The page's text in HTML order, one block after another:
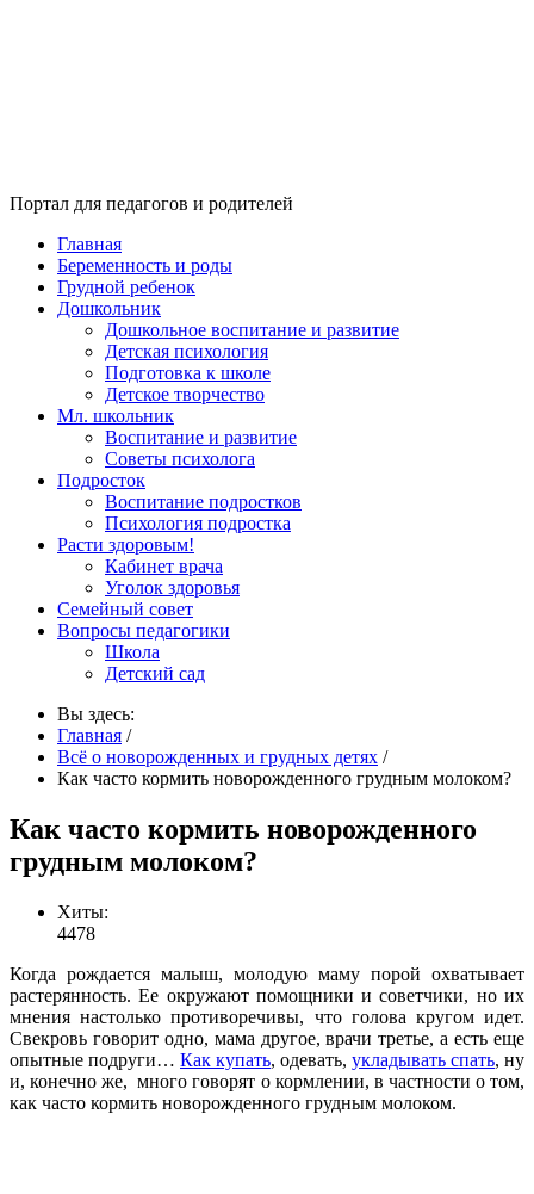
Портал для педагогов и родителей
Главная
Беременность и роды
Грудной ребенок
Дошкольник
Дошкольное воспитание и развитие
Детская психология
Подготовка к школе
Детское творчество
Мл. школьник
Воспитание и развитие
Советы психолога
Подросток
Воспитание подростков
Психология подростка
Расти здоровым!
Кабинет врача
Уголок здоровья
Семейный совет
Вопросы педагогики
Школа
Детский сад
Вы здесь:
Главная /
Всё о новорожденных и грудных детях /
Как часто кормить новорожденного грудным молоком?
Как часто кормить новорожденного
грудным молоком?
Хиты:
4478
Когда рождается малыш, молодую маму порой охватывает
растерянность. Ее окружают помощники и советчики, но их
мнения настолько противоречивы, что голова кругом идет.
Свекровь говорит одно, мама другое, врачи третье, а есть еще
опытные подруги… Как купать, одевать, укладывать спать, ну
и, конечно же, много говорят о кормлении, в частности о том,
как часто кормить новорожденного грудным молоком.